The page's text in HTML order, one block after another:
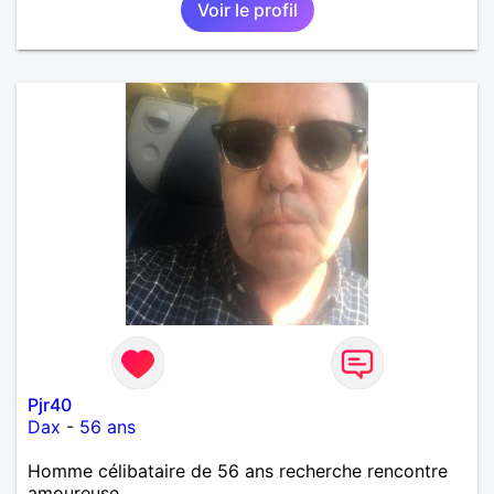
théatre etc et j'aime par dessus tous rire
Voir le profil
Pjr40
Dax - 56 ans
Homme célibataire de 56 ans recherche rencontre